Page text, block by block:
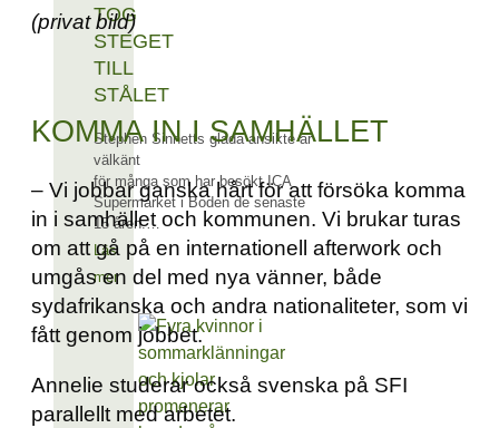
TOG
STEGET
TILL
STÅLET
Stephen Sinnetts glada ansikte är
välkänt
för många som har besökt ICA
Supermarket i Boden de senaste
15 åren.…
Läs
mer
(privat bild)
KOMMA IN I SAMHÄLLET
– Vi jobbar ganska hårt för att försöka komma
in i samhället och kommunen. Vi brukar turas
om att gå på en internationell afterwork och
umgås en del med nya vänner, både
sydafrikanska och andra nationaliteter, som vi
fått genom jobbet.
Annelie studerar också svenska på SFI
parallellt med arbetet.